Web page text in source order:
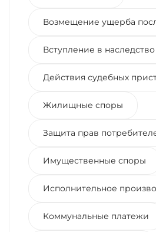
Возмещение ущерба
Вступление в наследство
Действия судебных
Жилищные споры
Защита прав
Имущественные споры
Исполнительное
Коммунальные платежи